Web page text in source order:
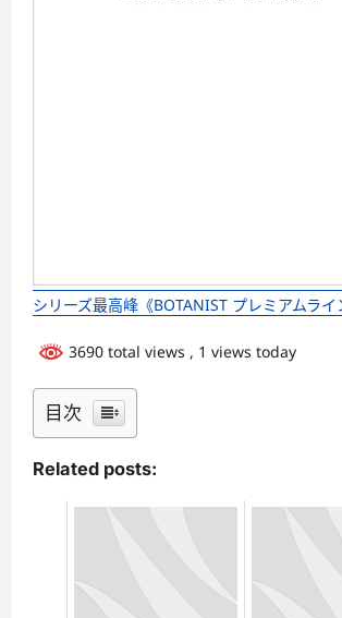
シリーズ最高峰《BOTANIST プレミアムライ
3690 total views , 1 views today
目次
Related posts: